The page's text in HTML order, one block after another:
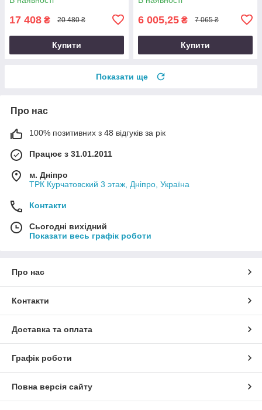
17 408 ₴ 20 480 ₴
Купити
6 005,25 ₴ 7 065 ₴
Купити
Показати ще
Про нас
100% позитивних з 48 відгуків за рік
Працює з 31.01.2011
м. Дніпро
ТРК Курчатовский 3 этаж, Дніпро, Україна
Контакти
Сьогодні вихідний
Показати весь графік роботи
Про нас
Контакти
Доставка та оплата
Графік роботи
Повна версія сайту